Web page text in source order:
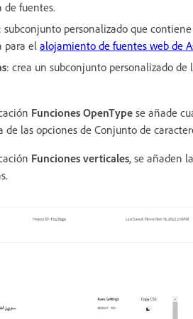
fuentes.
subconjunto personalizado que
para el alojamiento de fuentes web de
: crea un subconjunto personalizado de
Funciones OpenType se añade
las opciones de Conjunto de
Funciones verticales, se añaden